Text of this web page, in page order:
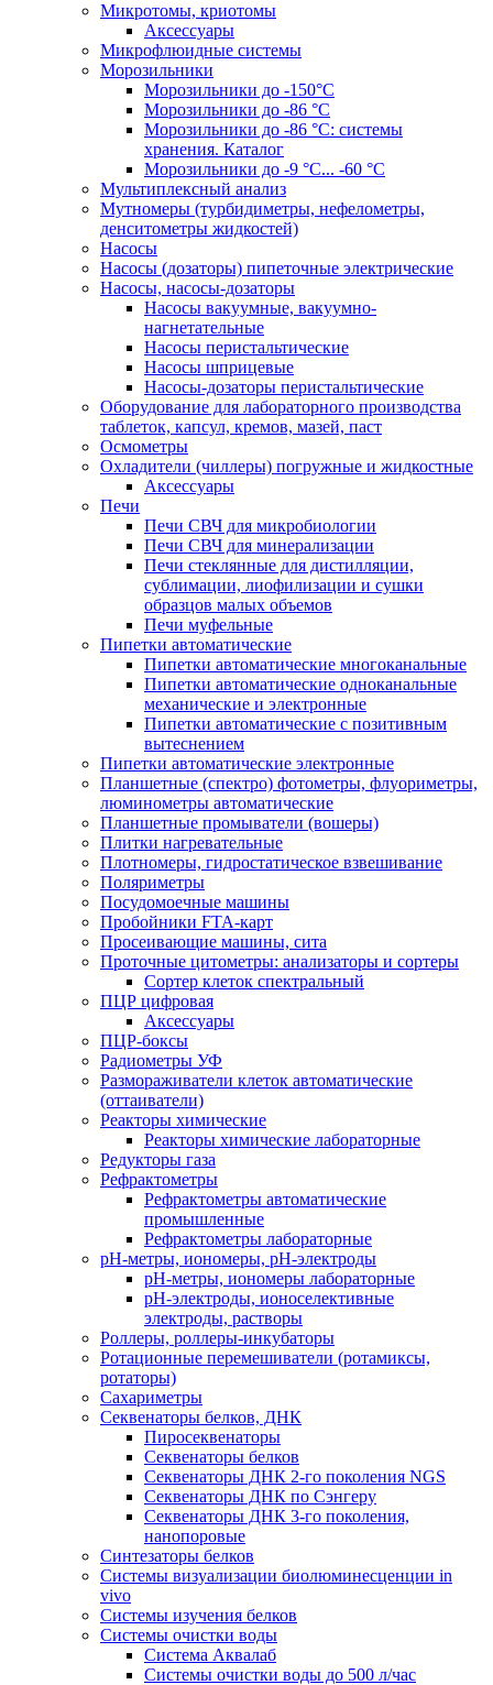
Микротомы, криотомы
Аксессуары
Микрофлюидные системы
Морозильники
Морозильники до -150°С
Морозильники до -86 °C
Морозильники до -86 °C: системы
хранения. Каталог
Морозильники до -9 °C... -60 °C
Мультиплексный анализ
Мутномеры (турбидиметры, нефелометры,
денситометры жидкостей)
Насосы
Насосы (дозаторы) пипеточные электрические
Насосы, насосы-дозаторы
Насосы вакуумные, вакуумно-
нагнетательные
Насосы перистальтические
Насосы шприцевые
Насосы-дозаторы перистальтические
Оборудование для лабораторного производства
таблеток, капсул, кремов, мазей, паст
Осмометры
Охладители (чиллеры) погружные и жидкостные
Аксессуары
Печи
Печи СВЧ для микробиологии
Печи СВЧ для минерализации
Печи стеклянные для дистилляции,
сублимации, лиофилизации и сушки
образцов малых объемов
Печи муфельные
Пипетки автоматические
Пипетки автоматические многоканальные
Пипетки автоматические одноканальные
механические и электронные
Пипетки автоматические с позитивным
вытеснением
Пипетки автоматические электронные
Планшетные (спектро) фотометры, флуориметры,
люминометры автоматические
Планшетные промыватели (вошеры)
Плитки нагревательные
Плотномеры, гидростатическое взвешивание
Поляриметры
Посудомоечные машины
Пробойники FTA-карт
Просеивающие машины, сита
Проточные цитометры: анализаторы и сортеры
Сортер клеток спектральный
ПЦР цифровая
Аксессуары
ПЦР-боксы
Радиометры УФ
Размораживатели клеток автоматические
(оттаиватели)
Реакторы химические
Реакторы химические лабораторные
Редукторы газа
Рефрактометры
Рефрактометры автоматические
промышленные
Рефрактометры лабораторные
рН-метры, иономеры, рН-электроды
рН-метры, иономеры лабораторные
рН-электроды, ионоселективные
электроды, растворы
Роллеры, роллеры-инкубаторы
Ротационные перемешиватели (ротамиксы,
ротаторы)
Сахариметры
Секвенаторы белков, ДНК
Пиросеквенаторы
Секвенаторы белков
Секвенаторы ДНК 2-го поколения NGS
Секвенаторы ДНК по Сэнгеру
Секвенаторы ДНК 3-го поколения,
нанопоровые
Синтезаторы белков
Системы визуализации биолюминесценции in
vivo
Системы изучения белков
Системы очистки воды
Система Аквалаб
Системы очистки воды до 500 л/час